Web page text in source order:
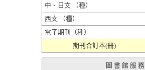
中、日文 （種）
西文 （種）
電子期刊（種）
期刊合訂本(冊)
圖 書 館 服 務